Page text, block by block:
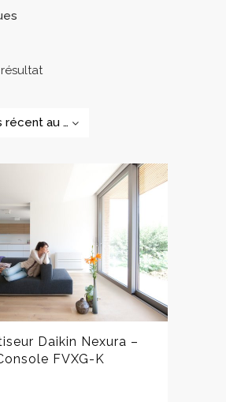
Tri du plus récent au plus ancien
Daikin Nexura –
FVXG-K